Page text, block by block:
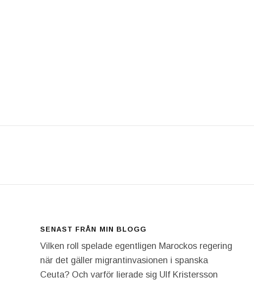
SENAST FRÅN MIN BLOGG
Vilken roll spelade egentligen Marockos regering
när det gäller migrantinvasionen i spanska
Ceuta? Och varför lierade sig Ulf Kristersson